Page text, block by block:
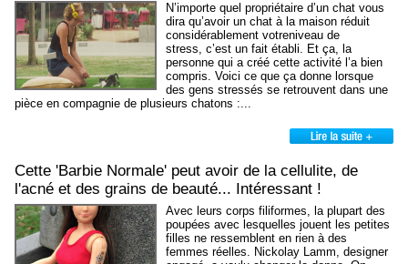
N’importe quel propriétaire d’un chat vous
dira qu’avoir un chat à la maison réduit
considérablement votreniveau de
stress, c’est un fait établi. Et ça, la
personne qui a créé cette activité l’a bien
compris. Voici ce que ça donne lorsque
des gens stressés se retrouvent dans une
pièce en compagnie de plusieurs chatons :...
Cette 'Barbie Normale' peut avoir de la cellulite, de
l'acné et des grains de beauté... Intéressant !
Avec leurs corps filiformes, la plupart des
poupées avec lesquelles jouent les petites
filles ne ressemblent en rien à des
femmes réelles. Nickolay Lamm, designer